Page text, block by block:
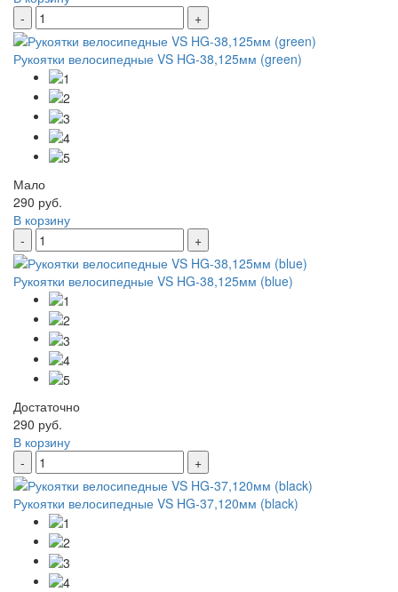
-
+
Рукоятки велосипедные VS HG-38,125мм (green)
Мало
290 руб.
В корзину
-
+
Рукоятки велосипедные VS HG-38,125мм (blue)
Достаточно
290 руб.
В корзину
-
+
Рукоятки велосипедные VS HG-37,120мм (black)